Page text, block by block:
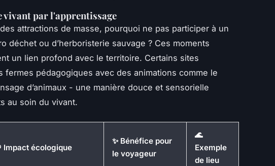
vivant par l'apprentissage
attractions de masse, pourquoi ne pas participer à un
déchet ou d’herboristerie sauvage ? Ces moments
un lien profond avec le territoire. Certains sites
fermes pédagogiques avec des animations comme le
d’animaux - une manière douce et sensorielle
au soin du vivant.
Impact écologique
✨ Bénéfice pour
le voyageur
🌊
Exemple
de lieu